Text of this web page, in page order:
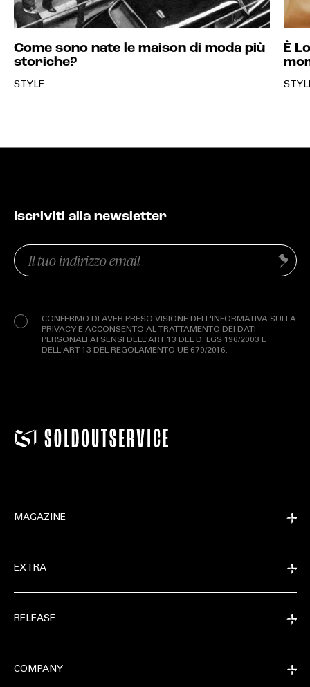
Come sono nate le maison di moda più
storiche?
STYLE
È
Iscriviti alla newsletter
Email
(Obbligatorio)
CONFERMO DI AVER PRESO VISIONE DELL'INFORMATIVA SULLA
PRIVACY E ACCONSENTO AL TRATTAMENTO DEI DATI
PERSONALI AI SENSI DELL'ART 13 DEL D. LGS 196/2003 E
DELL'ART 13 DEL REGOLAMENTO UE 679/2016.
Invia
MAGAZINE
EXTRA
RELEASE
COMPANY